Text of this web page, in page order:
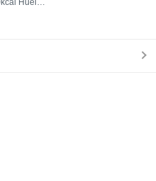
早いに越したこ
がらコードを読
Huel
2020-04-01から
後述のようにわ
割合で100%換